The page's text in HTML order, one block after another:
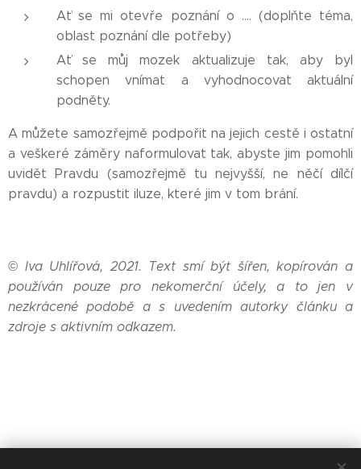
Ať se mi otevře poznání o .... (doplňte téma,
oblast poznání dle potřeby)
Ať se můj mozek aktualizuje tak, aby byl
schopen vnímat a vyhodnocovat aktuální
podněty.
A můžete samozřejmě podpořit na jejich cestě i ostatní
a veškeré záměry naformulovat tak, abyste jim pomohli
uvidět Pravdu (samozřejmě tu nejvyšší, ne něčí dílčí
pravdu) a rozpustit iluze, které jim v tom brání.
© Iva Uhlířová, 2021. Text smí být šířen, kopírován a
používán pouze pro nekomerční účely, a to jen v
nezkrácené podobě a s uvedením autorky článku a
zdroje s aktivním odkazem.